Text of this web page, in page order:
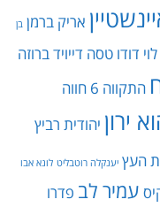
אריק ברמן בן
דודו טסה דייויד ברוזה
התקווה 6
חווה
ירון יהודית רביץ
העץ יענקלה רוטבליט לונא אבו
עמיר לב פדרו